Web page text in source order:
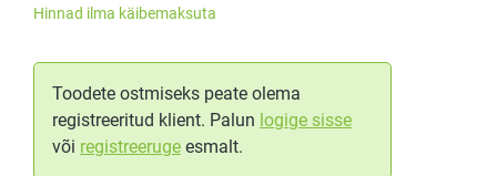
Hinnad ilma käibemaksuta
Toodete ostmiseks peate olema
registreeritud klient. Palun logige sisse
või registreeruge esmalt.